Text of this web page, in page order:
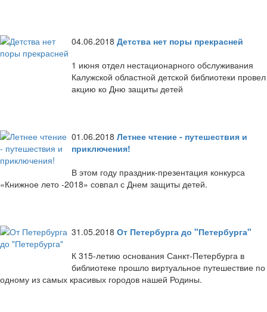
04.06.2018 Детства нет поры прекрасней
1 июня отдел нестационарного обслуживания
Калужской областной детской библиотеки провел
акцию ко Дню защиты детей
01.06.2018 Летнее чтение - путешествия и
приключения!
В этом году праздник-презентация конкурса
«Книжное лето -2018» совпал с Днем защиты детей.
31.05.2018 От Петербурга до "Петербурга"
К 315-летию основания Санкт-Петербурга в
библиотеке прошло виртуальное путешествие по
одному из самых красивых городов нашей Родины.